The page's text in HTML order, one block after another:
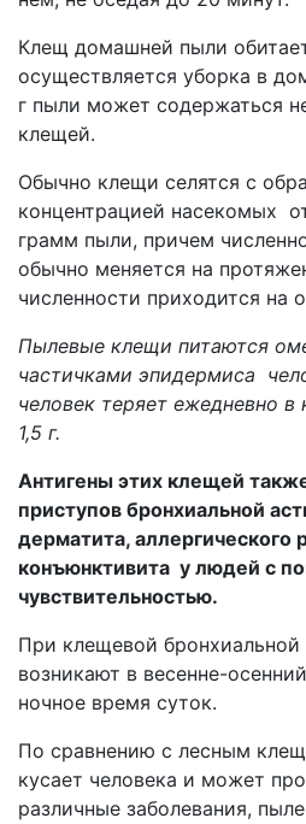
Клещ домашней пыли
осуществляется уборка в
г пыли может содержаться
клещей.
Обычно клещи селятся с
концентрацией насекомых
грамм пыли, причем
обычно меняется на
численности приходится на
Пылевые клещи питаются
частичками эпидермиса
человек теряет ежедневно в
1,5 г.
Антигены этих клещей
приступов бронхиальной
дерматита, аллергического
конъюнктивита у людей с
чувствительностью.
При клещевой бронхиальной
возникают в весенне-
ночное время суток.
По сравнению с лесным
кусает человека и может
различные заболевания,